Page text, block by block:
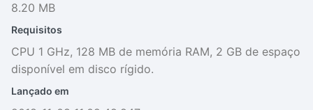
8.20 MB
Requisitos
CPU 1 GHz, 128 MB de memória RAM, 2 GB de espaço
disponível em disco rígido.
Lançado em